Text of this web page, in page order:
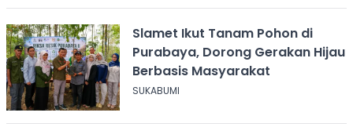
Slamet Ikut Tanam Pohon di
Purabaya, Dorong Gerakan Hijau
Berbasis Masyarakat
SUKABUMI